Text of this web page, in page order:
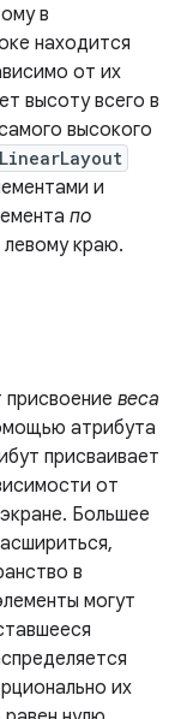
в
находится
от их
высоту всего в
высокого
LinearLayout
и
по
левому краю.
веса
атрибута
присваивает
от
Большее
в
могут
их